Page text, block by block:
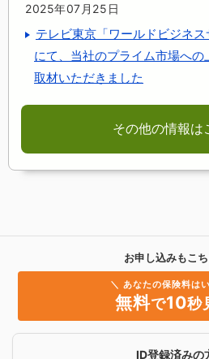
2025年07月25日
テレビ東京「ワールドビジネス
にて、当社のプライム市場へ
取材いただきました
その他の情報は
お申し込みもこ
＼ あなたの保険料は
無料で10秒
ID登録済みの